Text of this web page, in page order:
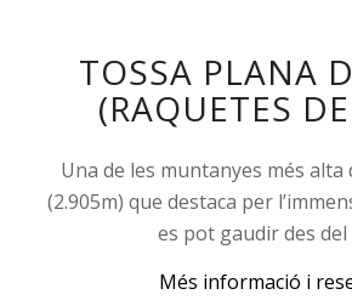
TOSSA PLANA
(RAQUETES
Una de les muntanyes més alta
(2.905m) que destaca per
es pot gaudir des del
Més informació i